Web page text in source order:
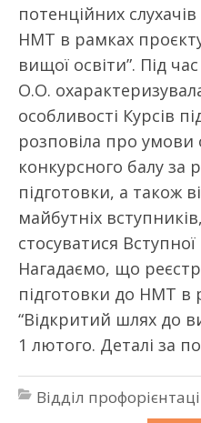
потенційних
НМТ в рамках
вищої освіти”. Під
О.О.
особливості Курсів
розповіла про умови
конкурсного балу за
підготовки, а також
майбутніх
стосуватися Вступної
Нагадаємо, що
підготовки до НМТ в
“Відкритий шлях до
1 лютого. Деталі за
Відділ